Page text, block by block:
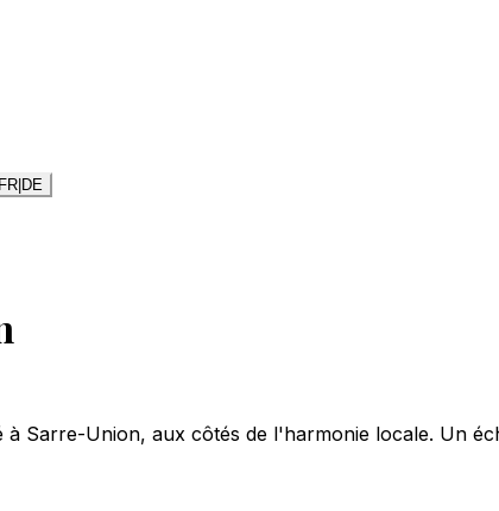
FR DE
Sarre-Union, aux côtés de l'harmonie locale. Un